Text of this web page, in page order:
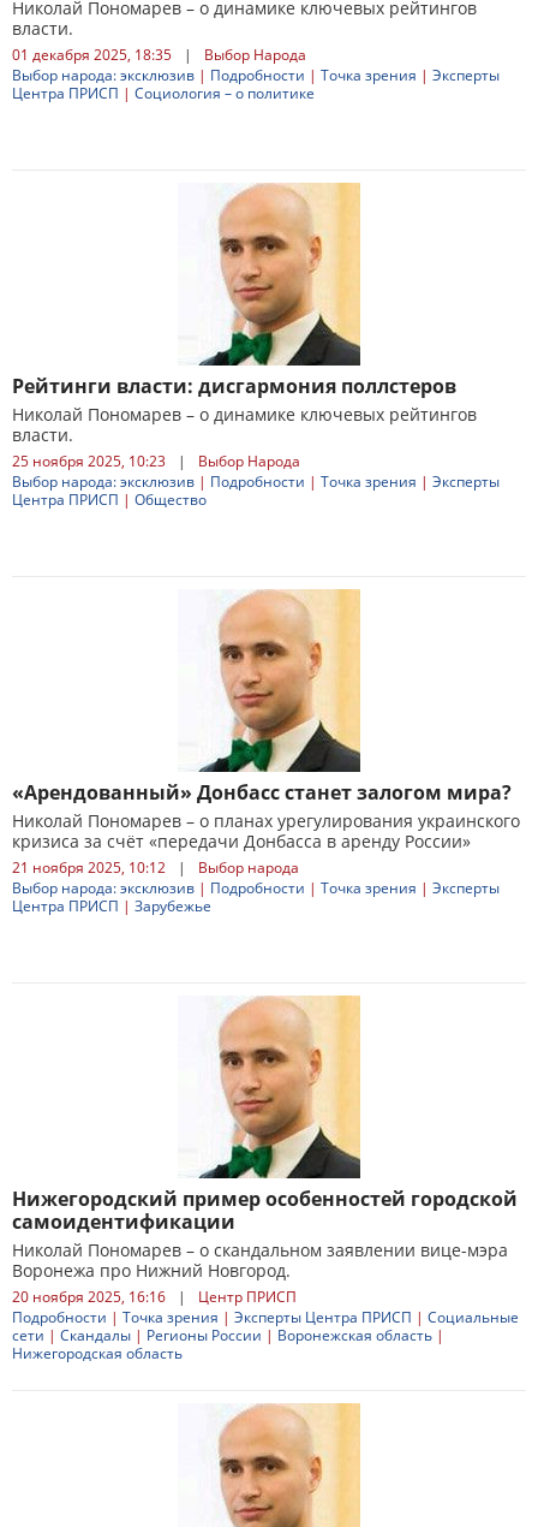
Николай Пономарев – о динамике ключевых рейтингов
власти.
01 декабря 2025, 18:35 |
Выбор Народа
Выбор народа: эксклюзив | Подробности | Точка зрения | Эксперты
Центра ПРИСП | Социология – о политике
Рейтинги власти: дисгармония поллстеров
Николай Пономарев – о динамике ключевых рейтингов
власти.
25 ноября 2025, 10:23 |
Выбор Народа
Выбор народа: эксклюзив | Подробности | Точка зрения | Эксперты
Центра ПРИСП | Общество
«Арендованный» Донбасс станет залогом мира?
Николай Пономарев – о планах урегулирования украинского
кризиса за счёт «передачи Донбасса в аренду России»
21 ноября 2025, 10:12 |
Выбор народа
Выбор народа: эксклюзив | Подробности | Точка зрения | Эксперты
Центра ПРИСП | Зарубежье
Нижегородский пример особенностей городской
самоидентификации
Николай Пономарев – о скандальном заявлении вице-мэра
Воронежа про Нижний Новгород.
20 ноября 2025, 16:16 |
Центр ПРИСП
Подробности | Точка зрения | Эксперты Центра ПРИСП | Социальные
сети | Скандалы | Регионы России | Воронежская область |
Нижегородская область